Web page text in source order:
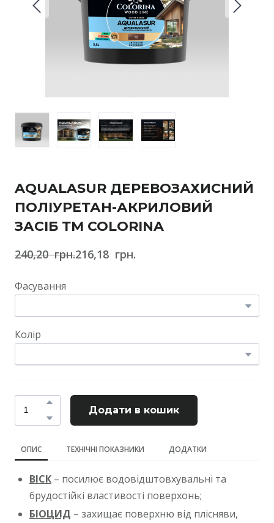
AQUALASUR ДЕРЕВОЗАХИСНИЙ
ПОЛІУРЕТАН-АКРИЛОВИЙ
ЗАСІБ ТМ COLORINA
240,20  грн.216,18  грн.
Фасування
Колір
Додати в кошик
ОПИС ТЕХНІЧНІ ПОКАЗНИКИ ДОДАТКИ
ВІСК – посилює водовідштовхувальні та
брудостійкі властивості поверхонь;
БІОЦИД – захищає поверхню від плісняви,